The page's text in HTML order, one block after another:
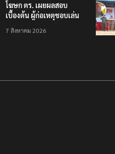
โฆษก ตร. เผยผลสอบ
เบื้องต้น ผู้ก่อเหตุชอบเล่น
เหตุรุนแรงก่อนลงมือ
7 สิงหาคม 2026